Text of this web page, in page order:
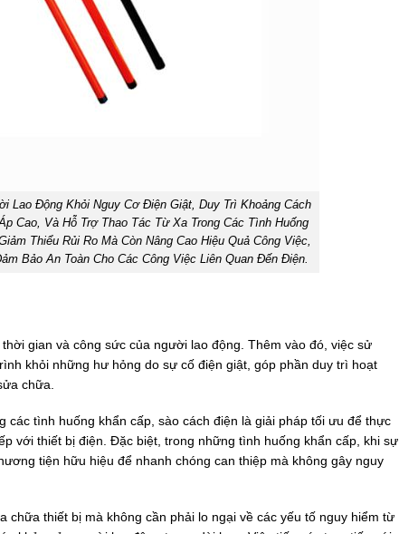
Lao Động Khỏi Nguy Cơ Điện Giật, Duy Trì Khoảng Cách
Cao, Và Hỗ Trợ Thao Tác Từ Xa Trong Các Tình Huống
Thiểu Rủi Ro Mà Còn Nâng Cao Hiệu Quả Công Việc,
Bảo An Toàn Cho Các Công Việc Liên Quan Đến Điện.
gian và công sức của người lao động. Thêm vào đó, việc sử
khỏi những hư hỏng do sự cố điện giật, góp phần duy trì hoạt
chữa.
các tình huống khẩn cấp, sào cách điện là giải pháp tối ưu để thực
với thiết bị điện. Đặc biệt, trong những tình huống khẩn cấp, khi sự
tiện hữu hiệu để nhanh chóng can thiệp mà không gây nguy
chữa thiết bị mà không cần phải lo ngại về các yếu tố nguy hiểm từ